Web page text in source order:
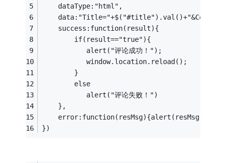
    dataType:"html",
    success:function(result){
        if(result=="true"){
           alert("评论成功！");
           window.location.reload();
        }
        else
           alert("评论失败！")
    },
    error:function(resMsg){alert(resMsg)}
})